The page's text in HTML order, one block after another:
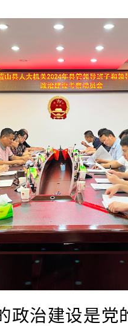
政治建设是党